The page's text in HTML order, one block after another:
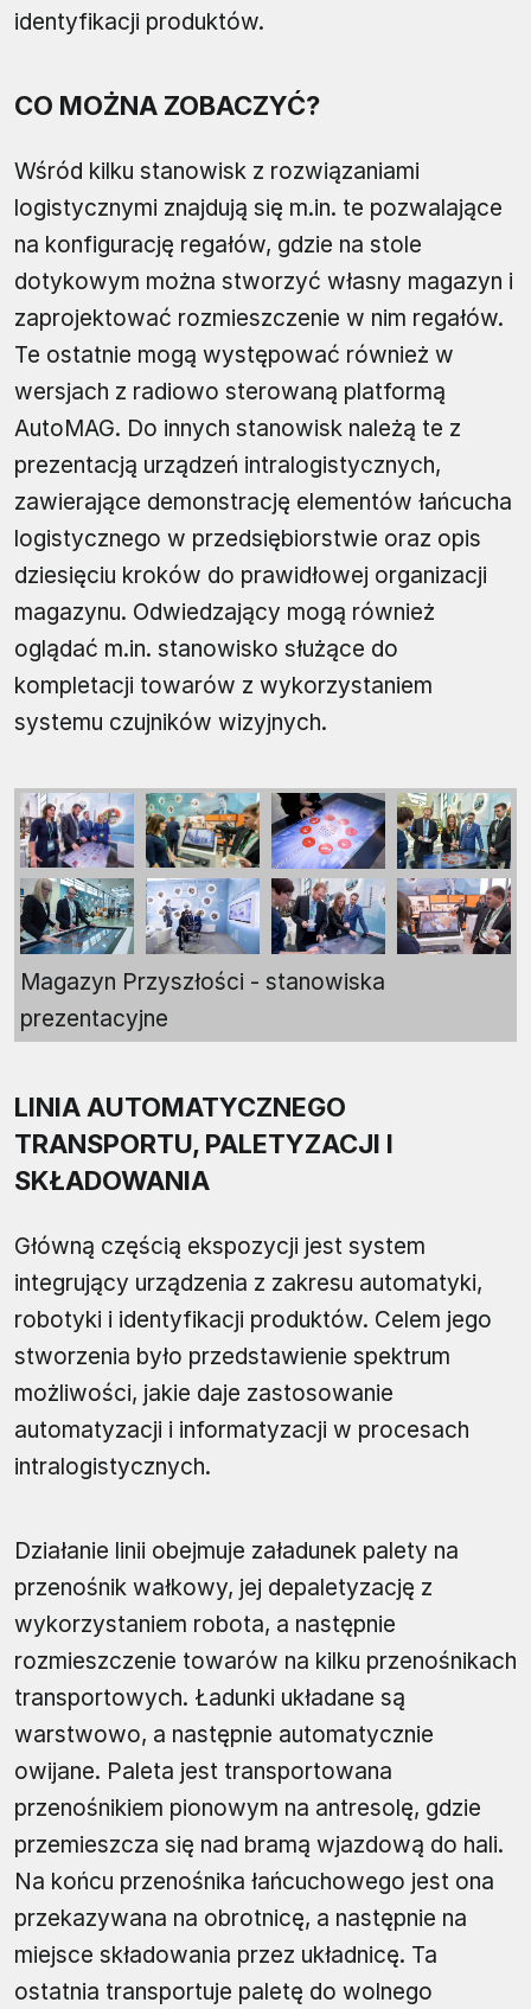
identyfikacji produktów.
CO MOŻNA ZOBACZYĆ?
Wśród kilku stanowisk z rozwiązaniami
logistycznymi znajdują się m.in. te pozwalające
na konfigurację regałów, gdzie na stole
dotykowym można stworzyć własny magazyn i
zaprojektować rozmieszczenie w nim regałów.
Te ostatnie mogą występować również w
wersjach z radiowo sterowaną platformą
AutoMAG. Do innych stanowisk należą te z
prezentacją urządzeń intralogistycznych,
zawierające demonstrację elementów łańcucha
logistycznego w przedsiębiorstwie oraz opis
dziesięciu kroków do prawidłowej organizacji
magazynu. Odwiedzający mogą również
oglądać m.in. stanowisko służące do
kompletacji towarów z wykorzystaniem
systemu czujników wizyjnych.
Magazyn Przyszłości - stanowiska
prezentacyjne
LINIA AUTOMATYCZNEGO
TRANSPORTU, PALETYZACJI I
SKŁADOWANIA
Główną częścią ekspozycji jest system
integrujący urządzenia z zakresu automatyki,
robotyki i identyfikacji produktów. Celem jego
stworzenia było przedstawienie spektrum
możliwości, jakie daje zastosowanie
automatyzacji i informatyzacji w procesach
intralogistycznych.
Działanie linii obejmuje załadunek palety na
przenośnik wałkowy, jej depaletyzację z
wykorzystaniem robota, a następnie
rozmieszczenie towarów na kilku przenośnikach
transportowych. Ładunki układane są
warstwowo, a następnie automatycznie
owijane. Paleta jest transportowana
przenośnikiem pionowym na antresolę, gdzie
przemieszcza się nad bramą wjazdową do hali.
Na końcu przenośnika łańcuchowego jest ona
przekazywana na obrotnicę, a następnie na
miejsce składowania przez układnicę. Ta
ostatnia transportuje paletę do wolnego